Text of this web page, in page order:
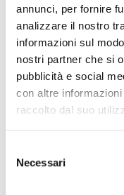
annunci, per fornire
analizzare il nostro
informazioni sul
nostri partner che si
pubblicità e social
con altre
raccolto dal suo
delNecessari
Tisch